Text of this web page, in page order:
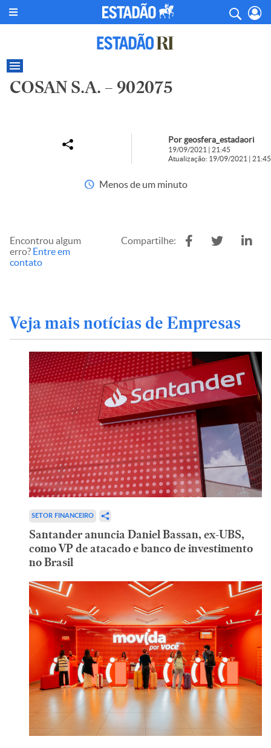
COSAN S.A. – 902075
Por geosfera_estadaori
19/09/2021 | 21:45
Atualização: 19/09/2021 | 21:45
Menos de um minuto
Encontrou algum
erro? Entre em
contato
Compartilhe:
Veja mais notícias de Empresas
SETOR FINANCEIRO
Santander anuncia Daniel Bassan, ex-UBS,
como VP de atacado e banco de investimento
no Brasil